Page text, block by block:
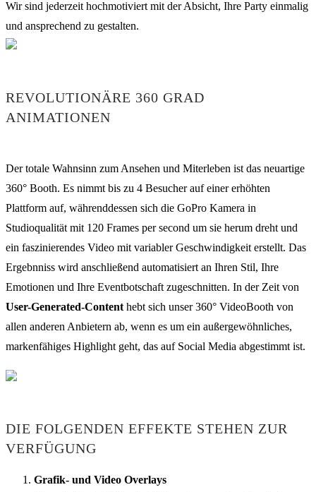
Wir sind jederzeit hochmotiviert mit der Absicht, Ihre Party einmalig
und ansprechend zu gestalten.
REVOLUTIONÄRE 360 GRAD
ANIMATIONEN
Der totale Wahnsinn zum Ansehen und Miterleben ist das neuartige
360° Booth. Es nimmt bis zu 4 Besucher auf einer erhöhten
Plattform auf, währenddessen sich die GoPro Kamera in
Studioqualität mit 120 Frames per second um sie herum dreht und
ein faszinierendes Video mit variabler Geschwindigkeit erstellt. Das
Ergebnniss wird anschließend automatisiert an Ihren Stil, Ihre
Emotionen und Ihre Eventbotschaft zugeschnitten. In der Zeit von
User-Generated-Content hebt sich unser 360° VideoBooth von
allen anderen Anbietern ab, wenn es um ein außergewöhnliches,
markenfähiges Highlight geht, das auf Social Media abgestimmt ist.
DIE FOLGENDEN EFFEKTE STEHEN ZUR
VERFÜGUNG
Grafik- und Video Overlays